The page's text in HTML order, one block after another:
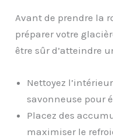
Avant de prendre la
préparer votre
être sûr d’atteindre
Nettoyez
savonneuse pour
Placez des
maximiser le